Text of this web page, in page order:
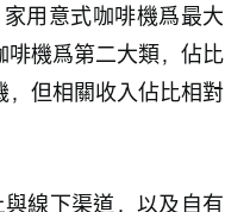
用意式咖啡機爲最大
啡機爲第二大類，佔比
，但相關收入佔比相對
線下渠道，以及自有